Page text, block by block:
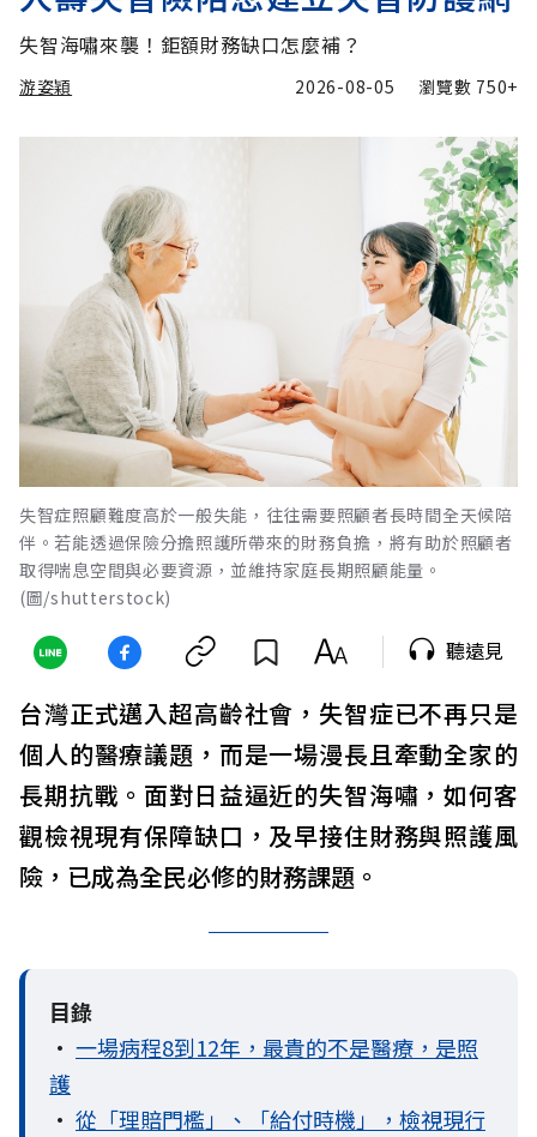
失智海嘯來襲！鉅額財務缺口怎麼補？
游姿穎 2026-08-05 瀏覽數 750+
失智症照顧難度高於一般失能，往往需要照顧者長時間全天候陪
伴。若能透過保險分擔照護所帶來的財務負擔，將有助於照顧者
取得喘息空間與必要資源，並維持家庭長期照顧能量。
(圖/shutterstock)
聽遠見
台灣正式邁入超高齡社會，失智症已不再只是
個人的醫療議題，而是一場漫長且牽動全家的
長期抗戰。面對日益逼近的失智海嘯，如何客
觀檢視現有保障缺口，及早接住財務與照護風
險，已成為全民必修的財務課題。
目錄
• 一場病程8到12年，最貴的不是醫療，是照
護
• 從「理賠門檻」、「給付時機」，檢視現行